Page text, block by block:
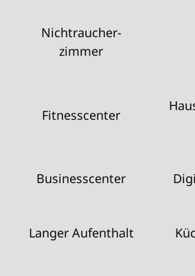
Nichtraucher­
zimmer
Fitnesscenter
Business­center
Langer Aufenthalt